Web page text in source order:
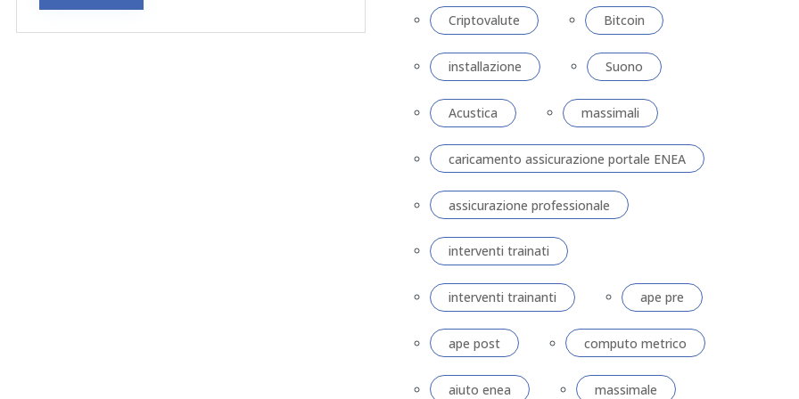
Criptovalute Bitcoin
installazione Suono
Acustica massimali
caricamento assicurazione portale ENEA
assicurazione professionale
interventi trainati
interventi trainanti ape pre
ape post computo metrico
aiuto enea massimale